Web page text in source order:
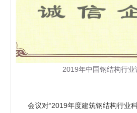
2019年中国钢结构行业
会议对“2019年度建筑钢结构行业